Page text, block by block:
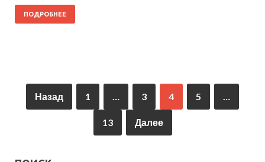
ПОДРОБНЕЕ
Назад 1 … 3 4 5 …
13 Далее